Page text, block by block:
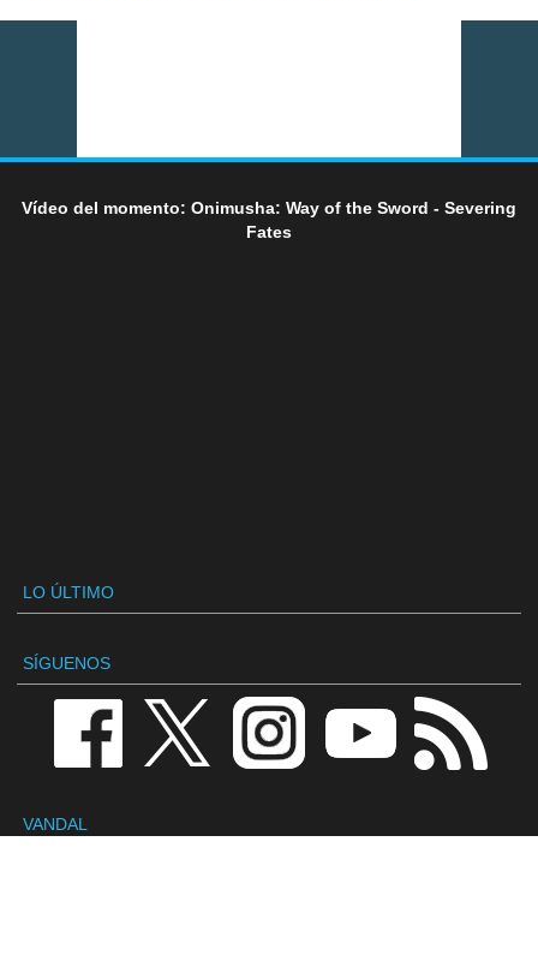
Vídeo del momento: Onimusha: Way of the Sword - Severing
Fates
LO ÚLTIMO
SÍGUENOS
VANDAL